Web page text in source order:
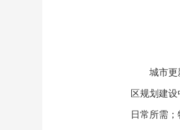
城市更
区规划建
日常所需